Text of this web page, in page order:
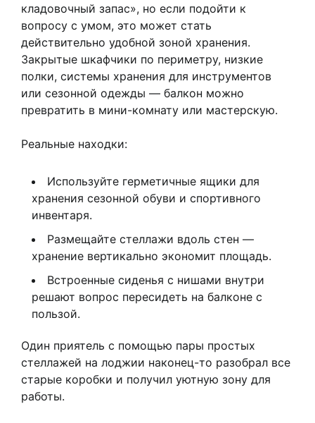
кладовочный запас», но если подойти к
вопросу с умом, это может стать
действительно удобной зоной хранения.
Закрытые шкафчики по периметру, низкие
полки, системы хранения для инструментов
или сезонной одежды — балкон можно
превратить в мини-комнату или мастерскую.
Реальные находки:
Используйте герметичные ящики для
хранения сезонной обуви и спортивного
инвентаря.
Размещайте стеллажи вдоль стен —
хранение вертикально экономит площадь.
Встроенные сиденья с нишами внутри
решают вопрос пересидеть на балконе с
пользой.
Один приятель с помощью пары простых
стеллажей на лоджии наконец-то разобрал все
старые коробки и получил уютную зону для
работы.